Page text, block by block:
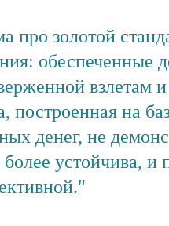
про золотой
обеспеченные
взлетам
построенная на
денег, не
более устойчива, и